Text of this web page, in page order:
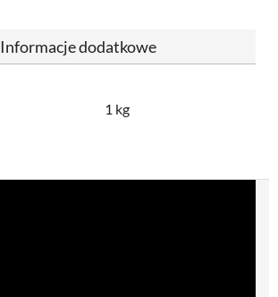
Informacje dodatkowe
1 kg